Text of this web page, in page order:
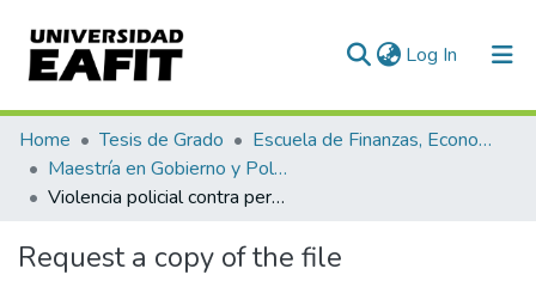
Log In (current)
Communities & Collections
All of DSpace
Home Tesis de Grado
Escuela de Finanzas, Economía y Gobierno
Maestría en Gobierno y Políticas Públicas (tesis)
Violencia policial contra personas trans : una visión desde el diseño de instrumentos de política pública para contrarrestarla
Request a copy of the file